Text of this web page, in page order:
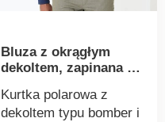
Bluza z okrągłym
dekoltem, zapinana na
Kurtka polarowa z
dekoltem typu bomber i